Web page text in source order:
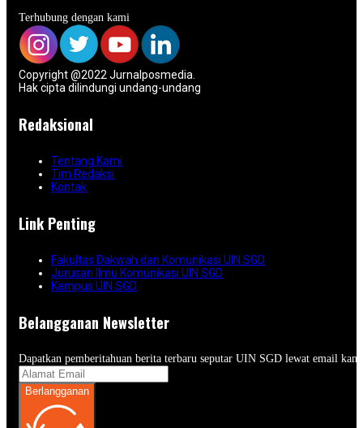
Terhubung dengan kami
Copyright @2022 Jurnalposmedia.
Hak cipta dilindungi undang-undang
Redaksional
Tentang Kami
Tim Redaksi
Kontak
Link Penting
Fakultas Dakwah dan Komunikasi UIN SGD
Jurusan Ilmu Komunikasi UIN SGD
Kampus UIN SGD
Belangganan Newsletter
Dapatkan pemberitahuan berita terbaru seputar UIN SGD lewat email
Berlangganan